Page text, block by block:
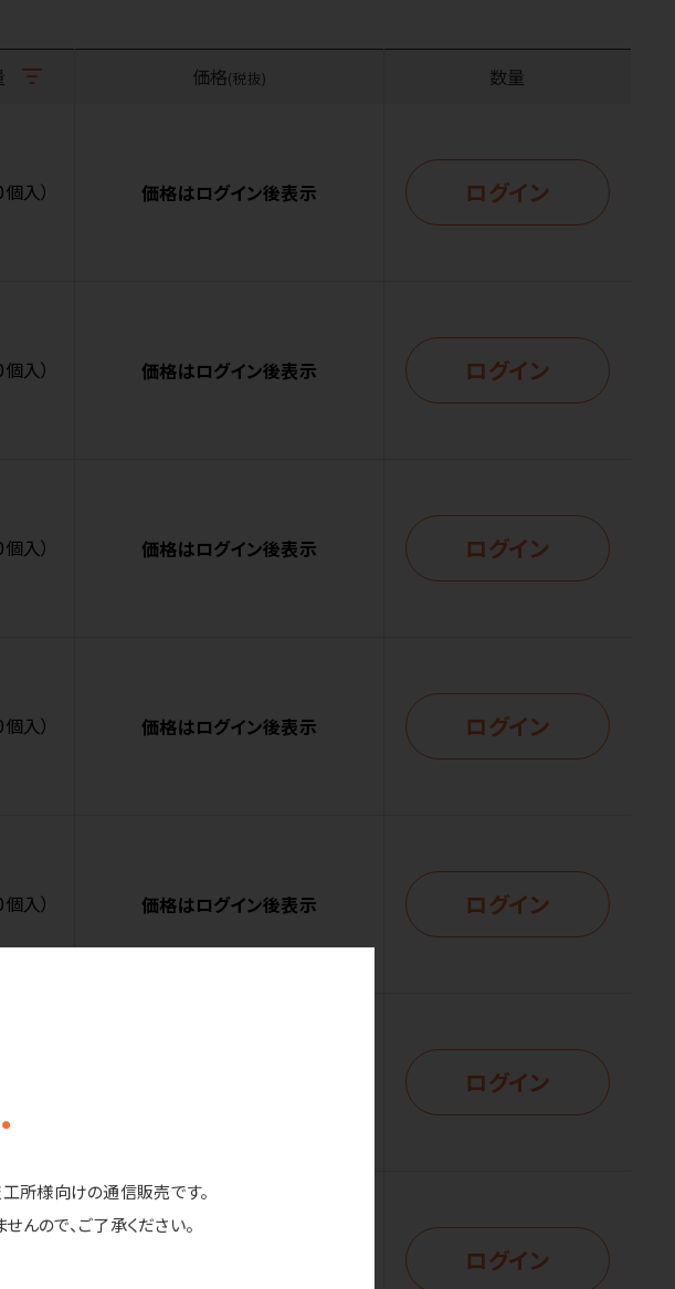
所様向けの通信販売です。
んので、ご了承ください。
価格(税抜) 数量
入） 価格はログイン後表示 ログイン
入） 価格はログイン後表示 ログイン
入） 価格はログイン後表示 ログイン
入） 価格はログイン後表示 ログイン
入） 価格はログイン後表示 ログイン
入） ログイン
ログイン